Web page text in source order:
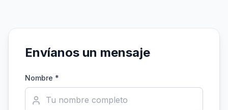
Envíanos un mensaje
Nombre *